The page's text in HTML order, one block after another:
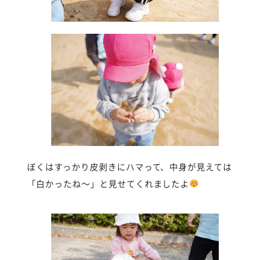
ぼくはすっかり皮剥きにハマって、中身が見えては
「白かったね〜」と見せてくれましたよ